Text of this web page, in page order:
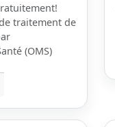
traitement de
(OMS)